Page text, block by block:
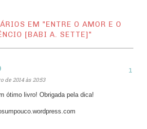
EM "ENTRE O AMOR E O
[BABI A. SETTE]"
de 2014 às 20:53
ótimo livro! Obrigada pela dica!